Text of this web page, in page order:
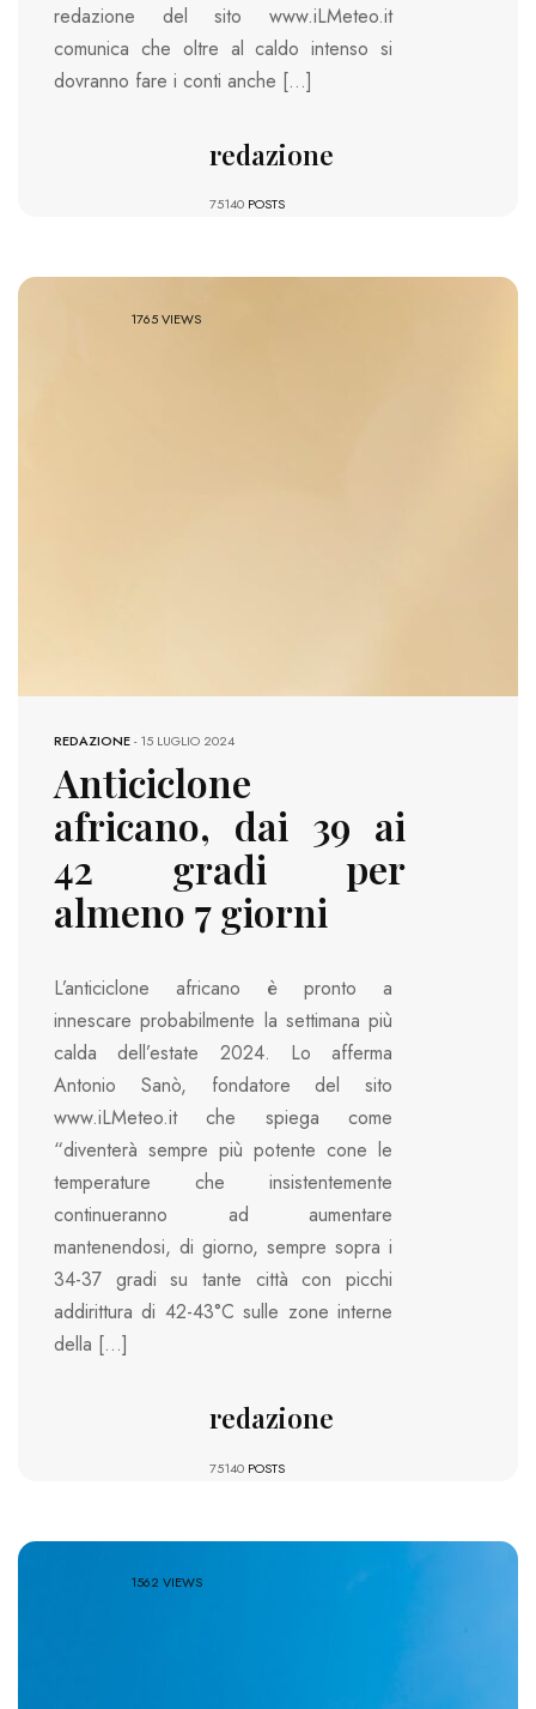
redazione del sito www.iLMeteo.it
comunica che oltre al caldo intenso si
dovranno fare i conti anche […]
redazione
75140 POSTS
1765 VIEWS
REDAZIONE-15 LUGLIO 2024
Anticiclone
africano, dai 39 ai
42 gradi per
almeno 7 giorni
L’anticiclone africano è pronto a
innescare probabilmente la settimana più
calda dell’estate 2024. Lo afferma
Antonio Sanò, fondatore del sito
www.iLMeteo.it che spiega come
“diventerà sempre più potente cone le
temperature che insistentemente
continueranno ad aumentare
mantenendosi, di giorno, sempre sopra i
34-37 gradi su tante città con picchi
addirittura di 42-43°C sulle zone interne
della […]
redazione
75140 POSTS
1562 VIEWS